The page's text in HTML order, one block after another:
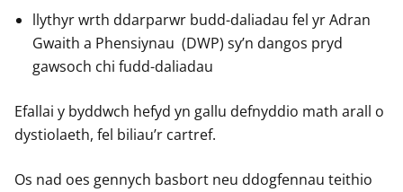
llythyr wrth ddarparwr budd-daliadau fel yr Adran
Gwaith a Phensiynau (DWP) sy’n dangos pryd
gawsoch chi fudd-daliadau
Efallai y byddwch hefyd yn gallu defnyddio math arall o
dystiolaeth, fel biliau’r cartref.
Os nad oes gennych basbort neu ddogfennau teithio